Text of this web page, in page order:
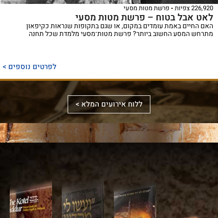
226,920 צפיות פרשת מטות מסעי
לאט אבל בטוח – פרשת מטות מסעי
האם החיים באמת עומדים במקום, או שגם בתקופות שנראות כקיפאון
מתרחש המסע החשוב ביותר? פרשת מטות־מסעי מלמדת שכל תחנה
לפרטים נוספים >
ללוח אירועים המלא >
הדינים
והמנהגים
המערבי
ולהר
באמצעות
תמונות
מרהיב
זה
ספר
אלבומי
מפואר
המשחזר
על
עיון
לערב
שבת